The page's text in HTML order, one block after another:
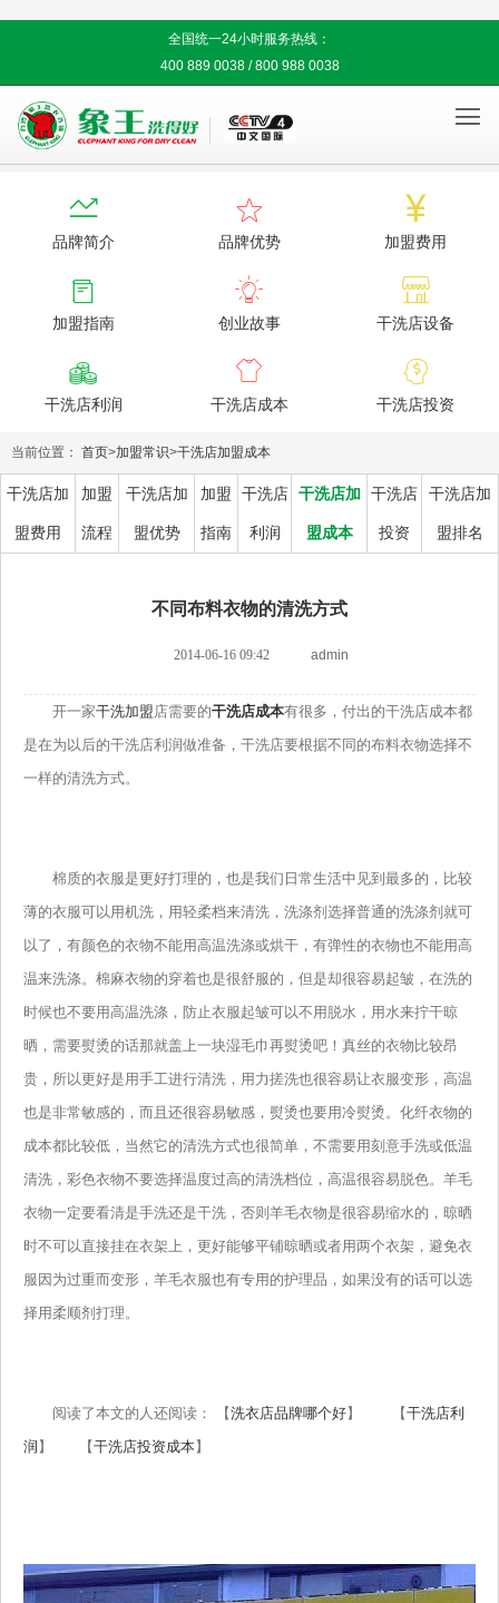
全国统一24小时服务热线：
400 889 0038 / 800 988 0038


品牌简介

品牌优势

加盟费用

加盟指南

创业故事

干洗店设备

干洗店利润

干洗店成本

干洗店投资
当前位置： 首页>加盟常识>干洗店加盟成本
干洗店加
盟费用
加盟
流程
干洗店加
盟优势
加盟
指南
干洗店
利润
干洗店加
盟成本
干洗店
投资
干洗店加
盟排名
不同布料衣物的清洗方式
2014-06-16 09:42 admin
开一家干洗加盟店需要的干洗店成本有很多，付出的干洗店成本都
是在为以后的干洗店利润做准备，干洗店要根据不同的布料衣物选择不
一样的清洗方式。
棉质的衣服是更好打理的，也是我们日常生活中见到最多的，比较
薄的衣服可以用机洗，用轻柔档来清洗，洗涤剂选择普通的洗涤剂就可
以了，有颜色的衣物不能用高温洗涤或烘干，有弹性的衣物也不能用高
温来洗涤。棉麻衣物的穿着也是很舒服的，但是却很容易起皱，在洗的
时候也不要用高温洗涤，防止衣服起皱可以不用脱水，用水来拧干晾
晒，需要熨烫的话那就盖上一块湿毛巾再熨烫吧！真丝的衣物比较昂
贵，所以更好是用手工进行清洗，用力搓洗也很容易让衣服变形，高温
也是非常敏感的，而且还很容易敏感，熨烫也要用冷熨烫。化纤衣物的
成本都比较低，当然它的清洗方式也很简单，不需要用刻意手洗或低温
清洗，彩色衣物不要选择温度过高的清洗档位，高温很容易脱色。羊毛
衣物一定要看清是手洗还是干洗，否则羊毛衣物是很容易缩水的，晾晒
时不可以直接挂在衣架上，更好能够平铺晾晒或者用两个衣架，避免衣
服因为过重而变形，羊毛衣服也有专用的护理品，如果没有的话可以选
择用柔顺剂打理。
阅读了本文的人还阅读： 【洗衣店品牌哪个好】 【干洗店利
润 】 【干洗店投资成本】